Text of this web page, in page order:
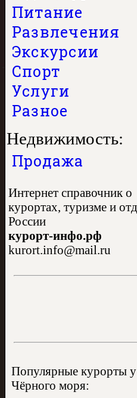
Питание
Развлечения
Экскурсии
Спорт
Услуги
Разное
Недвижимость:
Продажа
Интернет справочник о
курортах, туризме и
России
курорт-инфо.рф
kurort.info@mail.ru
Популярные курорты у
Чёрного моря: